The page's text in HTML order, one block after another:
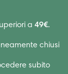
a 49€.
chiusi
subito